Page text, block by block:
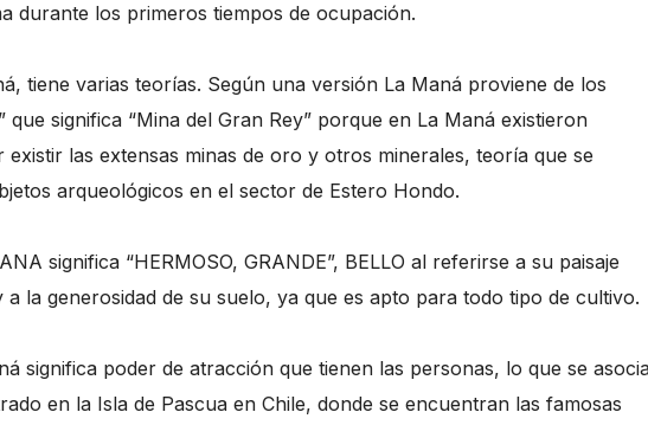
durante los primeros tiempos de ocupación.
tiene varias teorías. Según una versión La Maná proviene de los
significa “Mina del Gran Rey” porque en La Maná existieron
las extensas minas de oro y otros minerales, teoría que se
arqueológicos en el sector de Estero Hondo.
significa “HERMOSO, GRANDE”, BELLO al referirse a su paisaje
la generosidad de su suelo, ya que es apto para todo tipo de cultivo.
significa poder de atracción que tienen las personas, lo que se
en la Isla de Pascua en Chile, donde se encuentran las famosas